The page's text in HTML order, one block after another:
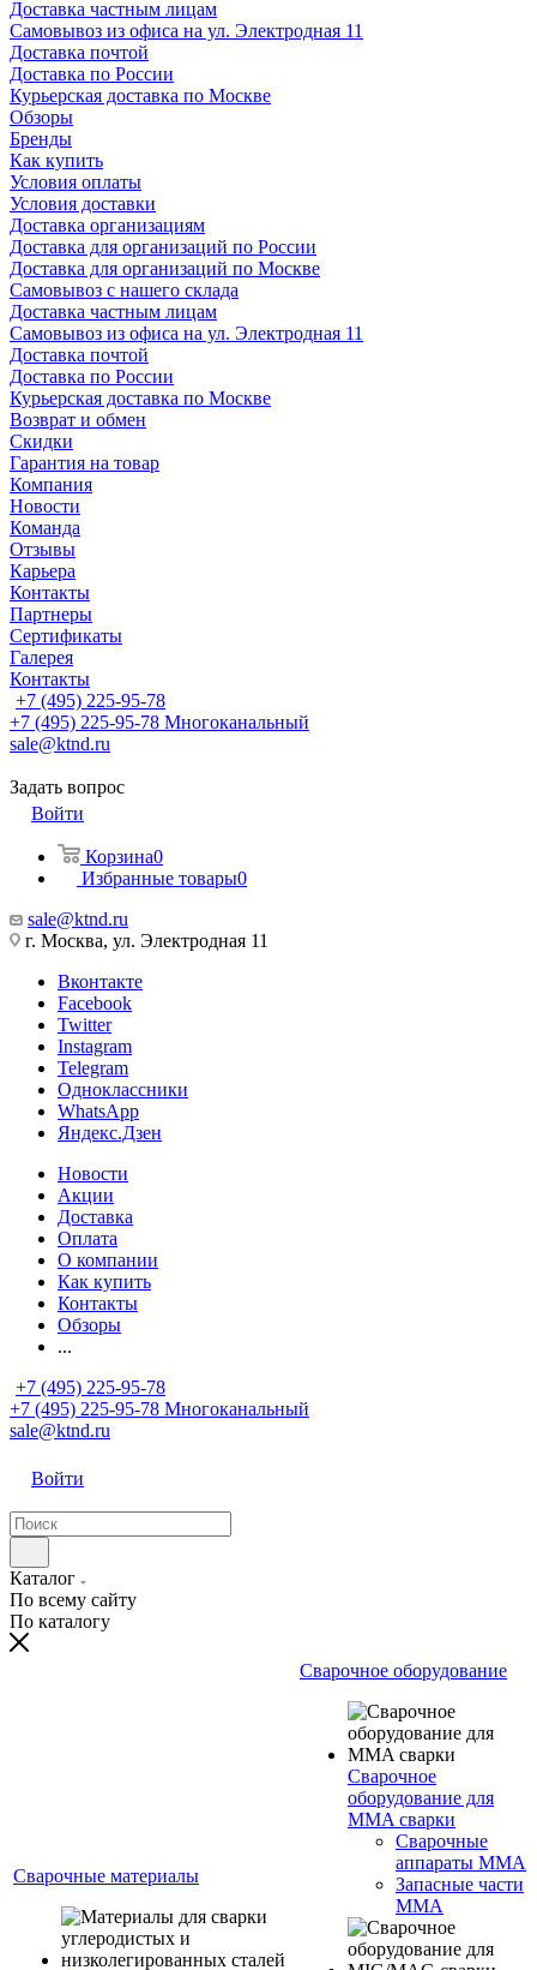
Доставка частным лицам
Самовывоз из офиса на ул. Электродная 11
Доставка почтой
Доставка по России
Курьерская доставка по Москве
Обзоры
Бренды
Как купить
Условия оплаты
Условия доставки
Доставка организациям
Доставка для организаций по России
Доставка для организаций по Москве
Самовывоз с нашего склада
Доставка частным лицам
Самовывоз из офиса на ул. Электродная 11
Доставка почтой
Доставка по России
Курьерская доставка по Москве
Возврат и обмен
Скидки
Гарантия на товар
Компания
Новости
Команда
Отзывы
Карьера
Контакты
Партнеры
Сертификаты
Галерея
Контакты
+7 (495) 225-95-78
+7 (495) 225-95-78 Многоканальный
sale@ktnd.ru
Задать вопрос
Войти
Корзина0
Избранные товары0
sale@ktnd.ru
г. Москва, ул. Электродная 11
Вконтакте
Facebook
Twitter
Instagram
Telegram
Одноклассники
WhatsApp
Яндекс.Дзен
Новости
Акции
Доставка
Оплата
О компании
Как купить
Контакты
Обзоры
...
+7 (495) 225-95-78
+7 (495) 225-95-78 Многоканальный
sale@ktnd.ru
Войти
Каталог
По всему сайту
По каталогу
Сварочные материалы
Сварочное оборудование
Сварочное
оборудование для
MMA сварки
Сварочные
аппараты MMA
Запасные части
MMA